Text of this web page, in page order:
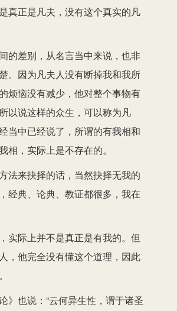
真正是凡夫，没有这个真实的凡
的差别，从名言当中来说，也非
。因为凡夫人没有断掉我和我所
烦恼没有减少，他对整个事物有
以说这样的众生，可以称为凡
当中已经说了，所谓的有我相和
相，实际上是不存在的。
法来抉择的话，当然抉择无我的
经典、论典、教证都很多，我在
实际上并不是真正是有我的。但
，他完全没有懂这个道理，因此
》也说：“云何异生性，谓于诸圣